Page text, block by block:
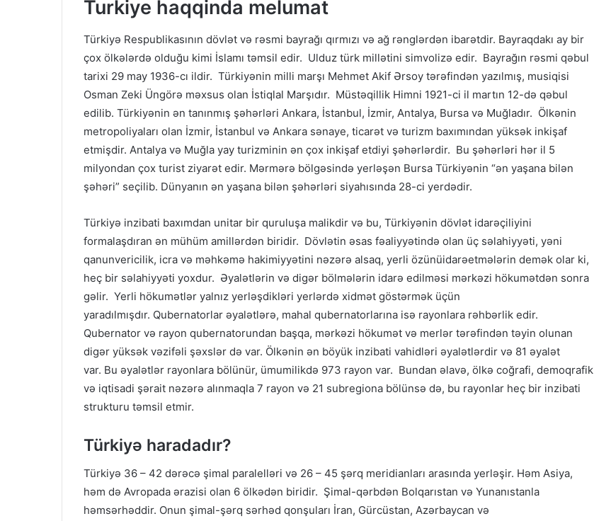
Turkiye haqqinda melumat
Türkiyə Respublikasının dövlət və rəsmi bayrağı qırmızı və ağ rənglərdən ibarətdir. Bayraqdakı ay bir
çox ölkələrdə olduğu kimi İslamı təmsil edir. Ulduz türk millətini simvolizə edir. Bayrağın rəsmi qəbul
tarixi 29 may 1936-cı ildir. Türkiyənin milli marşı Mehmet Akif Ərsoy tərəfindən yazılmış, musiqisi
Osman Zeki Üngörə məxsus olan İstiqlal Marşıdır. Müstəqillik Himni 1921-ci il martın 12-də qəbul
edilib. Türkiyənin ən tanınmış şəhərləri Ankara, İstanbul, İzmir, Antalya, Bursa və Muğladır. Ölkənin
metropoliyaları olan İzmir, İstanbul və Ankara sənaye, ticarət və turizm baxımından yüksək inkişaf
etmişdir. Antalya və Muğla yay turizminin ən çox inkişaf etdiyi şəhərlərdir. Bu şəhərləri hər il 5
milyondan çox turist ziyarət edir. Mərmərə bölgəsində yerləşən Bursa Türkiyənin “ən yaşana bilən
şəhəri” seçilib. Dünyanın ən yaşana bilən şəhərləri siyahısında 28-ci yerdədir.
Türkiyə inzibati baxımdan unitar bir quruluşa malikdir və bu, Türkiyənin dövlət idarəçiliyini
formalaşdıran ən mühüm amillərdən biridir. Dövlətin əsas fəaliyyətində olan üç səlahiyyəti, yəni
qanunvericilik, icra və məhkəmə hakimiyyətini nəzərə alsaq, yerli özünüidarəetmələrin demək olar ki,
heç bir səlahiyyəti yoxdur. Əyalətlərin və digər bölmələrin idarə edilməsi mərkəzi hökumətdən sonra
gəlir. Yerli hökumətlər yalnız yerləşdikləri yerlərdə xidmət göstərmək üçün
yaradılmışdır. Qubernatorlar əyalətlərə, mahal qubernatorlarına isə rayonlara rəhbərlik edir.
Qubernator və rayon qubernatorundan başqa, mərkəzi hökumət və merlər tərəfindən təyin olunan
digər yüksək vəzifəli şəxslər də var. Ölkənin ən böyük inzibati vahidləri əyalətlərdir və 81 əyalət
var. Bu əyalətlər rayonlara bölünür, ümumilikdə 973 rayon var. Bundan əlavə, ölkə coğrafi, demoqrafik
və iqtisadi şərait nəzərə alınmaqla 7 rayon və 21 subregiona bölünsə də, bu rayonlar heç bir inzibati
strukturu təmsil etmir.
Türkiyə haradadır?
Türkiyə 36 – 42 dərəcə şimal paralelləri və 26 – 45 şərq meridianları arasında yerləşir. Həm Asiya,
həm də Avropada ərazisi olan 6 ölkədən biridir. Şimal-qərbdən Bolqarıstan və Yunanıstanla
həmsərhəddir. Onun şimal-şərq sərhəd qonşuları İran, Gürcüstan, Azərbaycan və